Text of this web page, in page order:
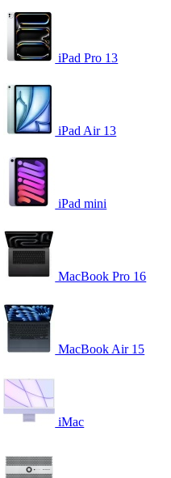
iPad Pro 13
iPad Air 13
iPad mini
MacBook Pro 16
MacBook Air 15
iMac